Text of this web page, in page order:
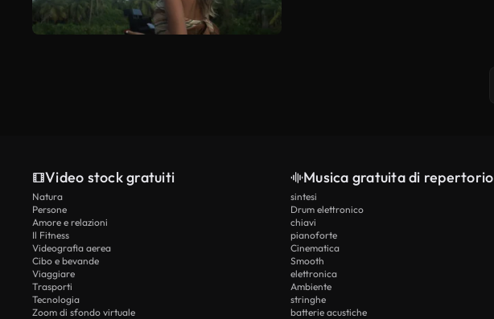
Video stock gratuiti
Natura
Persone
Amore e relazioni
Il Fitness
Videografia aerea
Cibo e bevande
Viaggiare
Trasporti
Tecnologia
Zoom di sfondo virtuale
Musica gratuita di repertorio
sintesi
Drum elettronico
chiavi
pianoforte
Cinematica
Smooth
elettronica
Ambiente
stringhe
batterie acustiche